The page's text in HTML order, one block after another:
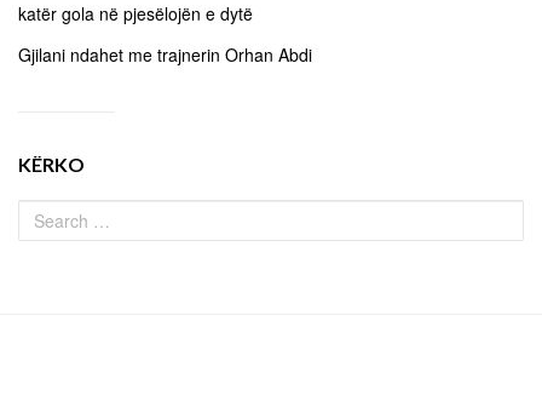
katër gola në pjesëlojën e dytë
Gjilani ndahet me trajnerin Orhan Abdi
KËRKO